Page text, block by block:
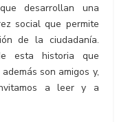
desarrollan una
social que permite
de la ciudadanía.
esta historia que
son amigos y,
a leer y a